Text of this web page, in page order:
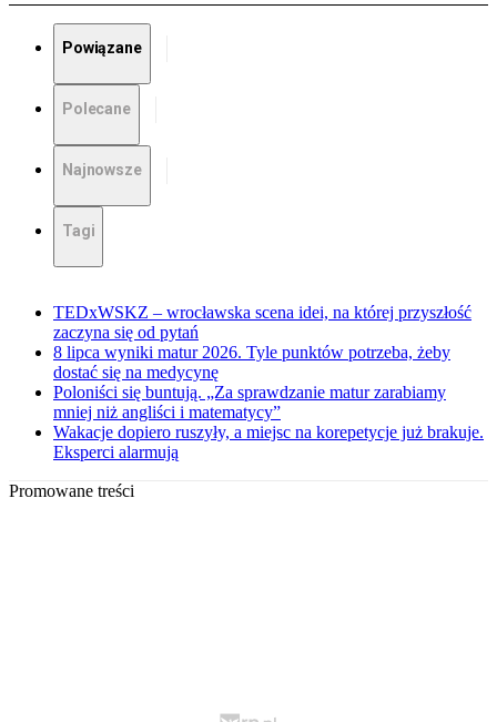
Powiązane
Polecane
Najnowsze
Tagi
TEDxWSKZ – wrocławska scena idei, na której przyszłość
zaczyna się od pytań
8 lipca wyniki matur 2026. Tyle punktów potrzeba, żeby
dostać się na medycynę
Poloniści się buntują. „Za sprawdzanie matur zarabiamy
mniej niż angliści i matematycy”
Wakacje dopiero ruszyły, a miejsc na korepetycje już brakuje.
Eksperci alarmują
Promowane treści